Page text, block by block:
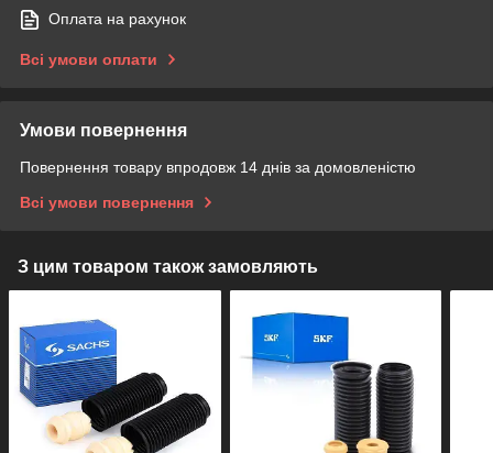
Оплата на рахунок
Всі умови оплати
Умови повернення
Повернення товару впродовж 14 днів за домовленістю
Всі умови повернення
З цим товаром також замовляють